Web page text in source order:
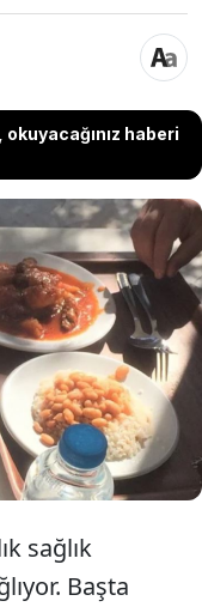
haberi
besini balığın,
muydunuz?
ve vücuda
sağlık
Başta